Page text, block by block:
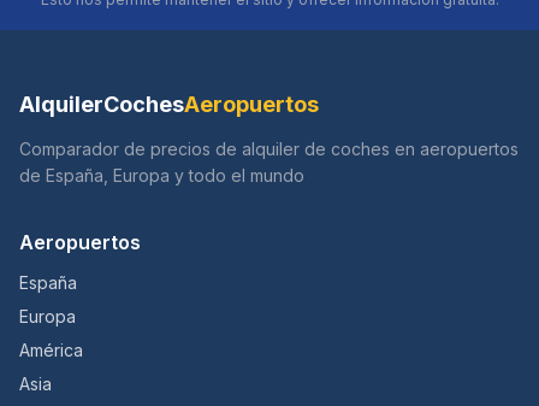
AlquilerCochesAeropuertos
Comparador de precios de alquiler de coches en aeropuertos
de España, Europa y todo el mundo
Aeropuertos
España
Europa
América
Asia